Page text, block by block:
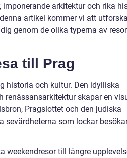
imponerande arkitektur och rika
artikel kommer vi att
genom de olika typerna av
till Prag
historia och kultur. Den idylliska
renässansarkitektur skapar en
Pragslottet och den judiska
sevärdheterna som lockar
weekendresor till längre